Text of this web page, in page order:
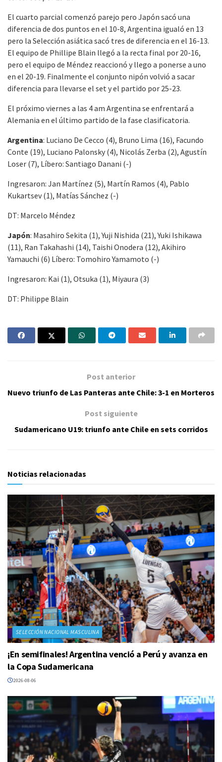
El cuarto parcial comenzó parejo pero Japón sacó una
diferencia de dos puntos en el 10-8, Argentina igualó en 13
pero la Selección asiática sacó tres de diferencia en el 16-13.
El equipo de Phillipe Blain llegó a la recta final por 20-16,
pero el equipo de Méndez reaccionó y llego a ponerse a uno
en el 20-19. Finalmente el conjunto nipón volvió a sacar
diferencia para llevarse el set y el partido por 25-23.
El próximo viernes a las 4 am Argentina se enfrentará a
Alemania en el último partido de la fase clasificatoria.
Argentina: Luciano De Cecco (4), Bruno Lima (16), Facundo
Conte (19), Luciano Palonsky (4), Nicolás Zerba (2), Agustín
Loser (7), Líbero: Santiago Danani (-)
Ingresaron: Jan Martínez (5), Martín Ramos (4), Pablo
Kukartsev (1), Matías Sánchez (-)
DT: Marcelo Méndez
Japón: Masahiro Sekita (1), Yuji Nishida (21), Yuki Ishikawa
(11), Ran Takahashi (14), Taishi Onodera (12), Akihiro
Yamauchi (6) Líbero: Tomohiro Yamamoto (-)
Ingresaron: Kai (1), Otsuka (1), Miyaura (3)
DT: Philippe Blain
Post anterior
Nuevo triunfo de Las Panteras ante Chile: 3-1 en Morteros
Post siguiente
Sudamericano U19: triunfo ante Chile en sets corridos
Noticias relacionadas
SELECCIÓN NACIONAL MASCULINA
¡En semifinales! Argentina venció a Perú y avanza en
la Copa Sudamericana
2026-08-06